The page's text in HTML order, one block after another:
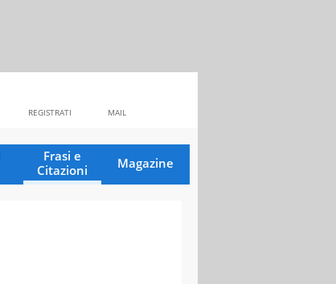
MAIL
REGISTRATI
Frasi e
Citazioni
Magazine